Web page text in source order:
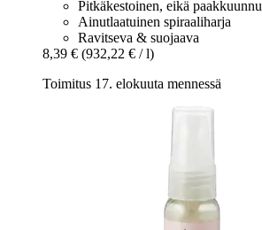
Pitkäkestoinen, eikä paakkuunnu
Ainutlaatuinen spiraaliharja
Ravitseva & suojaava
8,39 € (932,22 € / l)
Toimitus 17. elokuuta mennessä